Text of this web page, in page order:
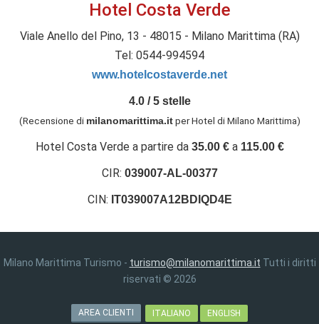
Hotel Costa Verde
Viale Anello del Pino, 13 - 48015 - Milano Marittima (RA)
Tel: 0544-994594
www.hotelcostaverde.net
4.0/5stelle
(Recensione di milanomarittima.it per Hotel di Milano Marittima)
Hotel Costa Verde a partire da 35.00€a115.00 €
CIR: 039007-AL-00377
CIN: IT039007A12BDIQD4E
Milano Marittima Turismo - turismo@milanomarittima.it Tutti i diritti
riservati © 2026
AREA CLIENTI ITALIANO ENGLISH